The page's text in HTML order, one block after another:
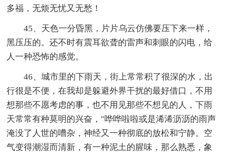
多福，无烦无忧又无愁！
45、天色一分昏黑，片片乌云仿佛要压下来一样，
黑压压的。还不时有震耳欲聋的雷声和刺眼的闪电，给
人一种恐怖的感觉。
46、城市里的下雨天，街上常常积了很深的水，出
行很是不便，在我却是躲避外界干扰的最好借口，不用
想那些不愿考虑的事，也不用见那些不想见的人，下雨
天常常有种莫明的兴奋，"哗哗啦啦或是浠浠沥沥的雨声
淹没了人世的嘈杂，神经又一种彻底的放松和宁静。空
气变得潮湿而清新，有一种泥土的腥味，那么熟悉，象